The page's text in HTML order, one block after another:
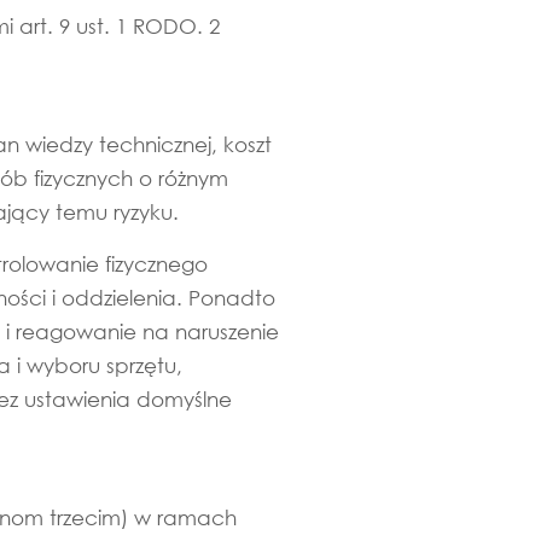
art. 9 ust. 1 RODO. 2
wiedzy technicznej, koszt
fizycznych o różnym
temu ryzyku.
fizycznego
i oddzielenia. Ponadto
reagowanie na naruszenie
i wyboru sprzętu,
ustawienia domyślne
trzecim) w ramach